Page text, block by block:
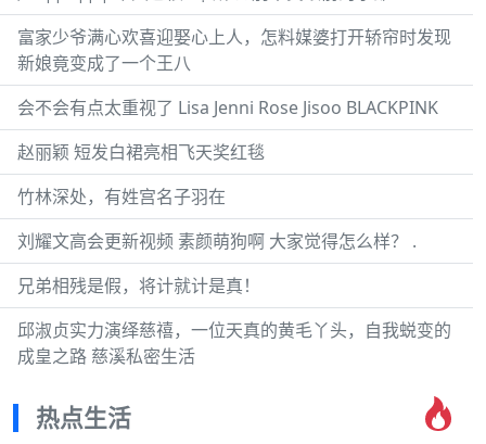
富家少爷满心欢喜迎娶心上人，怎料媒婆打开轿帘时发现
新娘竟变成了一个王八
会不会有点太重视了 Lisa Jenni Rose Jisoo BLACKPINK
赵丽颖 短发白裙亮相飞天奖红毯
竹林深处，有姓宫名子羽在
刘耀文高会更新视频 素颜萌狗啊 大家觉得怎么样？ .
兄弟相残是假，将计就计是真！
邱淑贞实力演绎慈禧，一位天真的黄毛丫头，自我蜕变的
成皇之路 慈溪私密生活
热点生活